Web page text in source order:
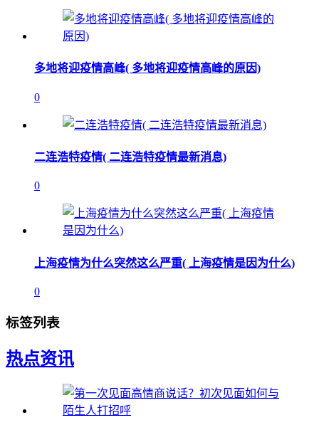
多地将迎疫情高峰( 多地将迎疫情高峰的原因)
0
二连浩特疫情( 二连浩特疫情最新消息)
0
上海疫情为什么突然这么严重( 上海疫情是因为什么)
0
标签列表
热点资讯